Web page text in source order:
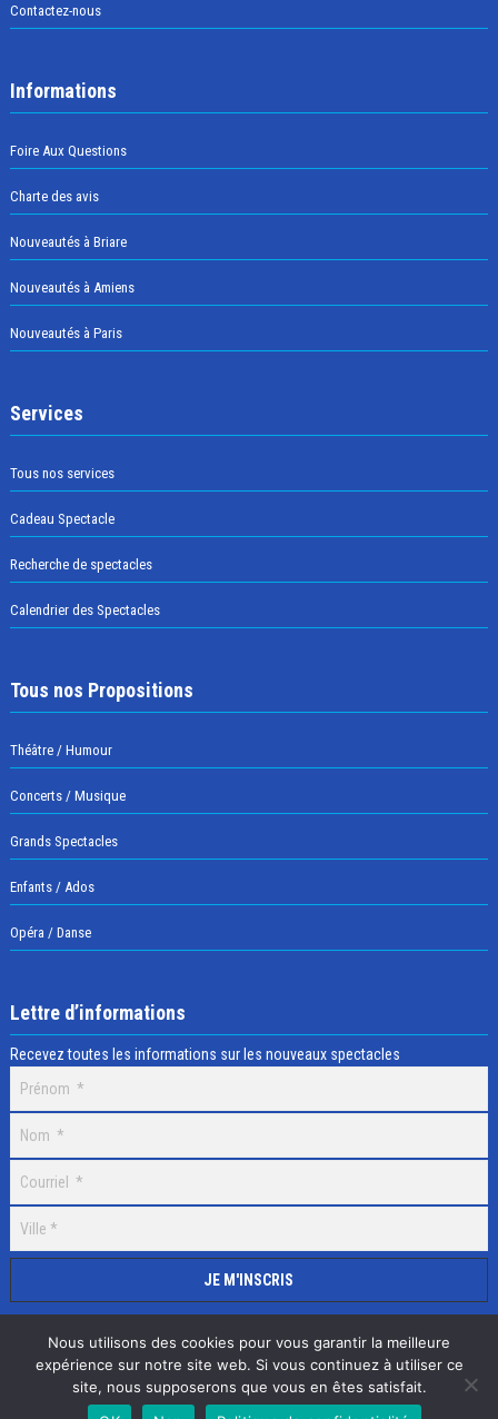
Contactez-nous
Informations
Foire Aux Questions
Charte des avis
Nouveautés à Briare
Nouveautés à Amiens
Nouveautés à Paris
Services
Tous nos services
Cadeau Spectacle
Recherche de spectacles
Calendrier des Spectacles
Tous nos Propositions
Théâtre / Humour
Concerts / Musique
Grands Spectacles
Enfants / Ados
Opéra / Danse
Lettre d’informations
Recevez toutes les informations sur les nouveaux spectacles
Selectick © 2020 Tous droits réservés, RéalisationAdamaco
Nous utilisons des cookies pour vous garantir la meilleure
expérience sur notre site web. Si vous continuez à utiliser ce
site, nous supposerons que vous en êtes satisfait.